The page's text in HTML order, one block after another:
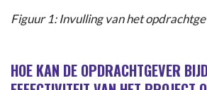
Figuur 1: Invulling van het
HOE KAN DE OPDRACHTGEVER